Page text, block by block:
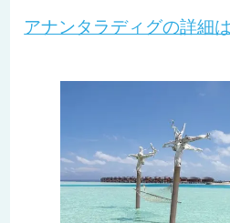
アナンタラディグの詳細